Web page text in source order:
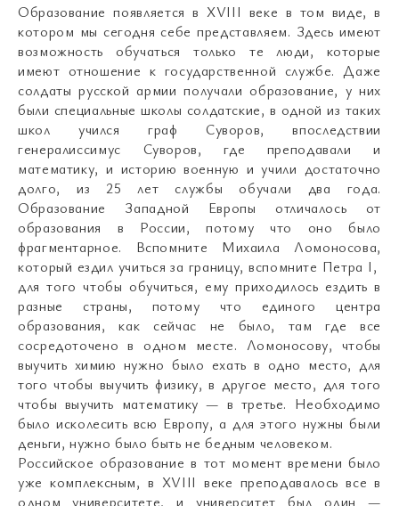
Образование появляется в XVIII веке в том виде, в
котором мы сегодня себе представляем. Здесь имеют
возможность обучаться только те люди, которые
имеют отношение к государственной службе. Даже
солдаты русской армии получали образование, у них
были специальные школы солдатские, в одной из таких
школ учился граф Суворов, впоследствии
генералиссимус Суворов, где преподавали и
математику, и историю военную и учили достаточно
долго, из 25 лет службы обучали два года.
Образование Западной Европы отличалось от
образования в России, потому что оно было
фрагментарное. Вспомните Михаила Ломоносова,
который ездил учиться за границу, вспомните Петра I,
для того чтобы обучиться, ему приходилось ездить в
разные страны, потому что единого центра
образования, как сейчас не было, там где все
сосредоточено в одном месте. Ломоносову, чтобы
выучить химию нужно было ехать в одно место, для
того чтобы выучить физику, в другое место, для того
чтобы выучить математику — в третье. Необходимо
было исколесить всю Европу, а для этого нужны были
деньги, нужно было быть не бедным человеком.
Российское образование в тот момент времени было
уже комплексным, в XVIII веке преподавалось все в
одном университете, и университет был один —